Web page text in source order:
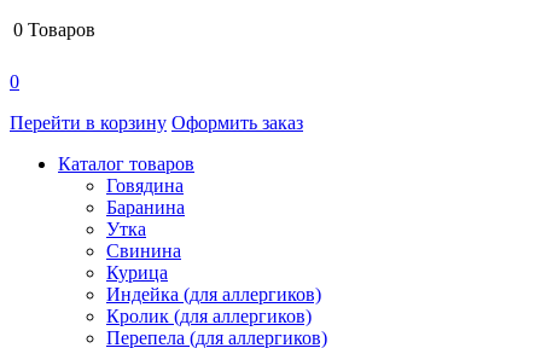
0 Товаров
0
Перейти в корзину Оформить заказ
Каталог товаров
Говядина
Баранина
Утка
Свинина
Курица
Индейка (для аллергиков)
Кролик (для аллергиков)
Перепела (для аллергиков)